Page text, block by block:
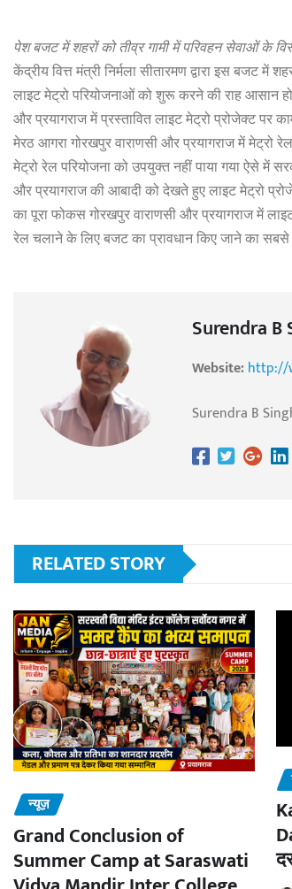
पेश बजट में शहरों को तीव्र गामी में परिवहन सेवाओं के
केंद्रीय वित्त मंत्री निर्मला सीतारमण द्वारा इस बजट
लाइट मेट्रो परियोजनाओं को शुरू करने की राह आसान
और प्रयागराज में प्रस्तावित लाइट मेट्रो प्रोजेक्ट
मेरठ आगरा गोरखपुर वाराणसी और प्रयागराज में
मेट्रो रेल परियोजना को उपयुक्त नहीं पाया गया ऐसे में
और प्रयागराज की आबादी को देखते हुए लाइट मेट्रो
का पूरा फोकस गोरखपुर वाराणसी और प्रयागराज में
रेल चलाने के लिए बजट का प्रावधान किए जाने का सबसे
Surendra B
Website:http://
Surendra B
RELATED STORY
न्यूज़
Grand Conclusion of
Summer Camp at Saraswati